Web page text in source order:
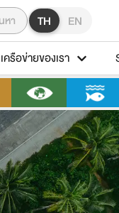
หา TH EN
เครือข่ายของเรา